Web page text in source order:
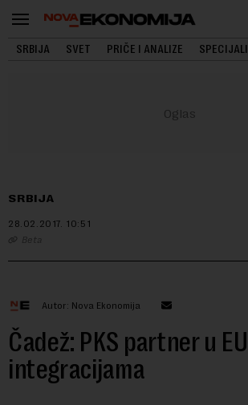
SRBIJA SVET PRIČE I ANALIZE SPECIJALI
SRBIJA
28.02.2017. 10:51
Beta
Autor: Nova Ekonomija
Čadež: PKS partner u EU
integracijama